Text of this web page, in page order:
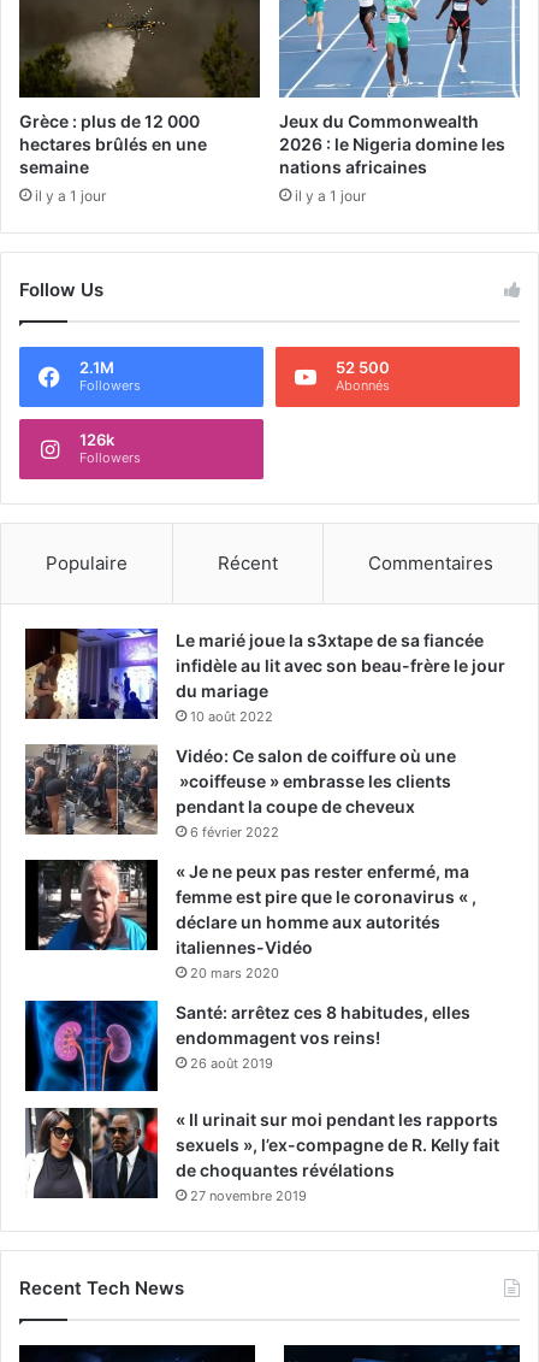
Grèce : plus de 12 000
hectares brûlés en une
semaine
il y a 1 jour
Jeux du Commonwealth
2026 : le Nigeria domine les
nations africaines
il y a 1 jour
Follow Us
2.1M
Followers
52 500
Abonnés
126k
Followers
Populaire Récent Commentaires
Le marié joue la s3xtape de sa fiancée
infidèle au lit avec son beau-frère le jour
du mariage
10 août 2022
Vidéo: Ce salon de coiffure où une
»coiffeuse » embrasse les clients
pendant la coupe de cheveux
6 février 2022
« Je ne peux pas rester enfermé, ma
femme est pire que le coronavirus « ,
déclare un homme aux autorités
italiennes-Vidéo
20 mars 2020
Santé: arrêtez ces 8 habitudes, elles
endommagent vos reins!
26 août 2019
« Il urinait sur moi pendant les rapports
sexuels », l’ex-compagne de R. Kelly fait
de choquantes révélations
27 novembre 2019
Recent Tech News